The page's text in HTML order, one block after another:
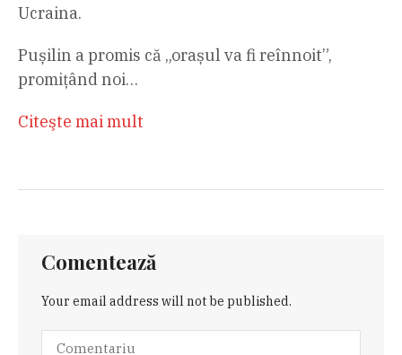
Ucraina.
Pușilin a promis că „orașul va fi reînnoit”,
promițând noi…
Citeşte mai mult
Comentează
Your email address will not be published.